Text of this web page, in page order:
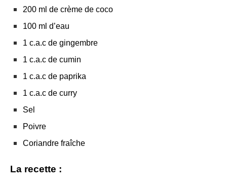
200 ml de crème de coco
100 ml d’eau
1 c.a.c de gingembre
1 c.a.c de cumin
1 c.a.c de paprika
1 c.a.c de curry
Sel
Poivre
Coriandre fraîche
La recette :